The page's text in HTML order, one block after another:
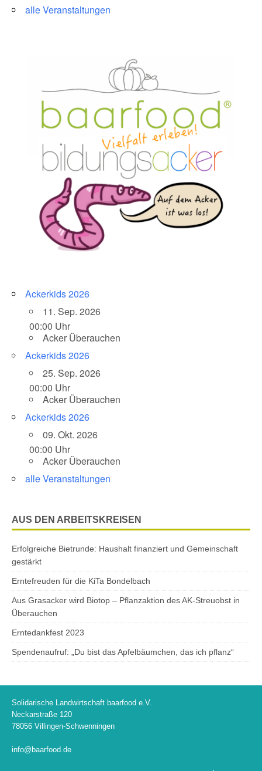
alle Veranstaltungen
Ackerkids 2026
11. Sep. 2026
00:00 Uhr
Acker Überauchen
Ackerkids 2026
25. Sep. 2026
00:00 Uhr
Acker Überauchen
Ackerkids 2026
09. Okt. 2026
00:00 Uhr
Acker Überauchen
alle Veranstaltungen
AUS DEN ARBEITSKREISEN
Erfolgreiche Bietrunde: Haushalt finanziert und Gemeinschaft
gestärkt
Erntefreuden für die KiTa Bondelbach
Aus Grasacker wird Biotop – Pflanzaktion des AK-Streuobst in
Überauchen
Erntedankfest 2023
Spendenaufruf: „Du bist das Apfelbäumchen, das ich pflanz“
Solidarische Landwirtschaft baarfood e.V.
Neckarstraße 120
78056 Villingen-Schwenningen
info@baarfood.de